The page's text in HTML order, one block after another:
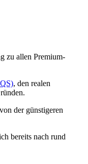
zu allen Premium-
, den realen
der günstigeren
bereits nach rund